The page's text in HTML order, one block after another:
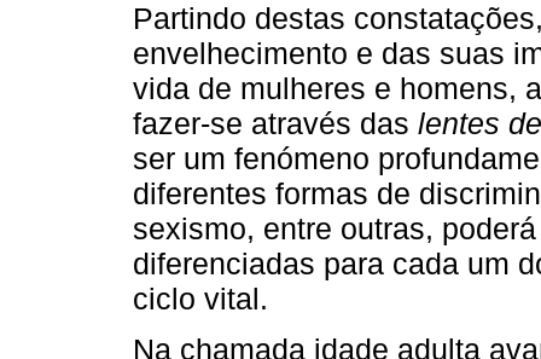
Partindo destas
envelhecimento e das suas
vida de mulheres e homens,
fazer-se através das lentes
ser um fenómeno
diferentes formas de
sexismo, entre outras,
diferenciadas para cada um
ciclo vital.
Na chamada idade adulta